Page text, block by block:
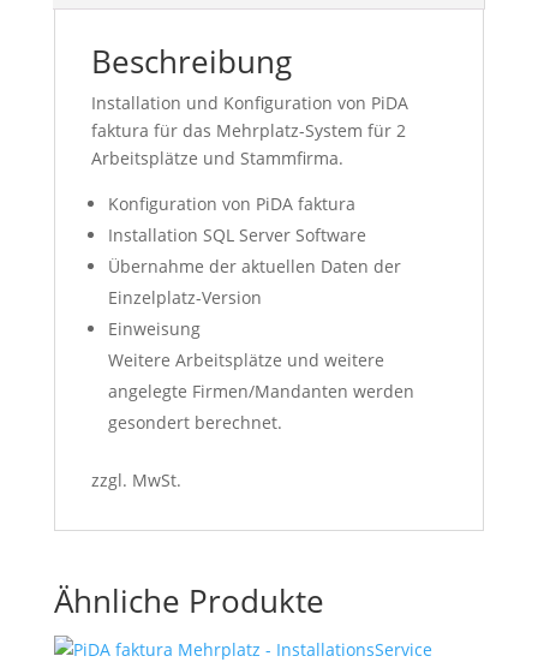
Beschreibung
Installation und Konfiguration von PiDA
faktura für das Mehrplatz-System für 2
Arbeitsplätze und Stammfirma.
Konfiguration von PiDA faktura
Installation SQL Server Software
Übernahme der aktuellen Daten der
Einzelplatz-Version
Einweisung
Weitere Arbeitsplätze und weitere
angelegte Firmen/Mandanten werden
gesondert berechnet.
zzgl. MwSt.
Ähnliche Produkte